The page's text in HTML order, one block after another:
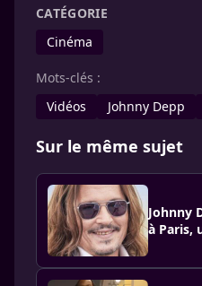
CATÉGORIE
Cinéma
Mots-clés :
Vidéos
Johnny Depp
Sur le même sujet
Johnny
à Paris,